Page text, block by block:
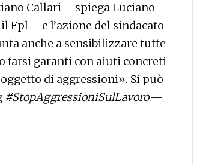
Callari – spiega Luciano
Fpl – e l’azione del sindacato
anche a sensibilizzare tutte
farsi garanti con aiuti concreti
di aggressioni». Si può
#StopAggressioniSulLavoro.—